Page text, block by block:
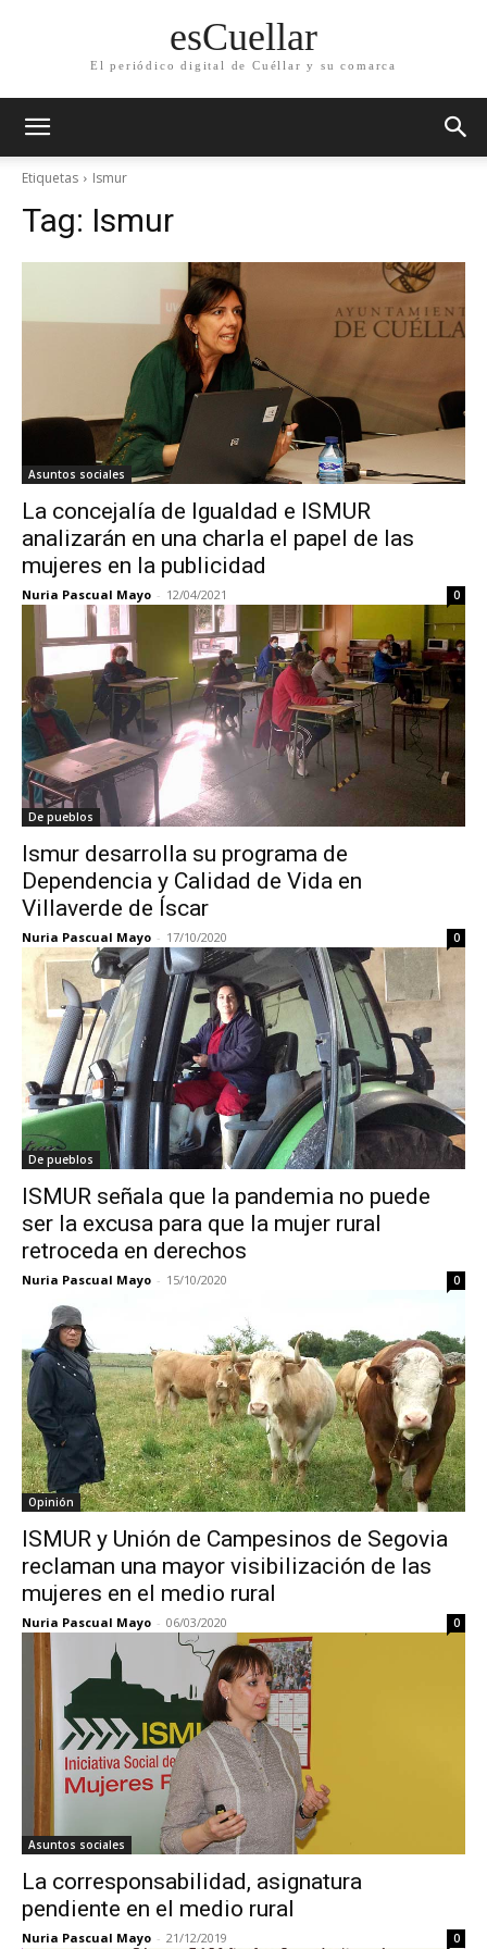
esCuellar
El periódico digital de Cuéllar y su comarca
Etiquetas Ismur
Tag: Ismur
Asuntos sociales
La concejalía de Igualdad e ISMUR
analizarán en una charla el papel de las
mujeres en la publicidad
Nuria Pascual Mayo - 12/04/2021 0
De pueblos
Ismur desarrolla su programa de
Dependencia y Calidad de Vida en
Villaverde de Íscar
Nuria Pascual Mayo - 17/10/2020 0
De pueblos
ISMUR señala que la pandemia no puede
ser la excusa para que la mujer rural
retroceda en derechos
Nuria Pascual Mayo - 15/10/2020 0
Opinión
ISMUR y Unión de Campesinos de Segovia
reclaman una mayor visibilización de las
mujeres en el medio rural
Nuria Pascual Mayo - 06/03/2020 0
Asuntos sociales
La corresponsabilidad, asignatura
pendiente en el medio rural
Nuria Pascual Mayo - 21/12/2019 0